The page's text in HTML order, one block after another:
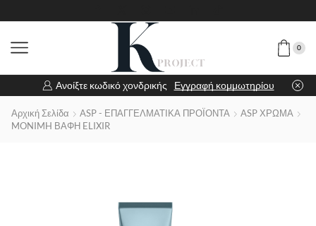
0
Ανοίξτε κωδικό χονδρικής Εγγραφή κομμωτηρίου
Αρχική Σελίδα ASP - ΕΠΑΓΓΕΛΜΑΤΙΚΑ ΠΡΟΪΟΝΤΑ
ASP ΧΡΩΜΑ
MONIMH ΒΑΦΗ ELIXIR